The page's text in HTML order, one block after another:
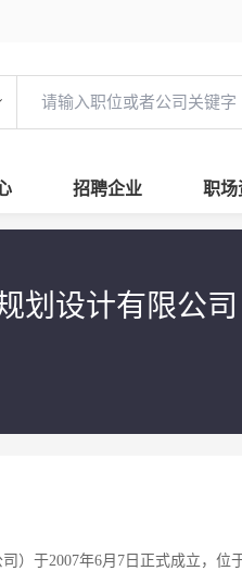
招聘企业 职场
划设计有限公司
）于2007年6月7日正式成立，